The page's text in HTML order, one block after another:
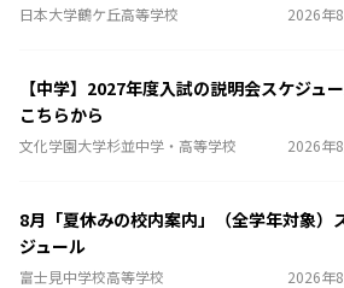
日本大学鶴ケ丘高等学校 2026年
【中学】2027年度入試の説明会スケジュ
こちらから
文化学園大学杉並中学・高等学校 2026年
8月「夏休みの校内案内」（全学年対象）
ジュール
富士見中学校高等学校 2026年